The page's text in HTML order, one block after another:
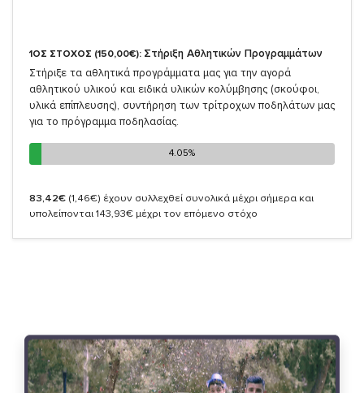
1ΟΣ ΣΤΟΧΟΣ (150,00€): Στήριξη Αθλητικών Προγραμμάτων
Στήριξε τα αθλητικά προγράμματα μας για την αγορά
αθλητικού υλικού και ειδικά υλικών κολύμβησης (σκούφοι,
υλικά επίπλευσης), συντήρηση των τρίτροχων ποδηλάτων μας
για το πρόγραμμα ποδηλασίας.
4.05%
4.05%
83,42€ (1,46€) έχουν συλλεχθεί συνολικά μέχρι σήμερα και
υπολείπονται 143,93€ μέχρι τον επόμενο στόχο